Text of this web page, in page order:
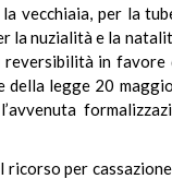
vecchiaia, per la
la nuzialità e la
in
della legge 20
per